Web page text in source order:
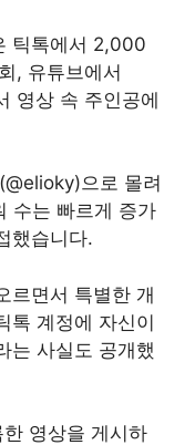
틱톡에서 2,000
, 유튜브에서
영상 속 주인공에
으로 몰려
수는 빠르게 증가
했습니다.
르면서 특별한 개
톡 계정에 자신이
는 사실도 공개했
영상을 게시하